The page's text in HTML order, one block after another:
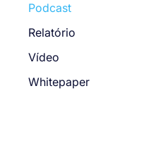
Podcast
Relatório
Vídeo
Whitepaper